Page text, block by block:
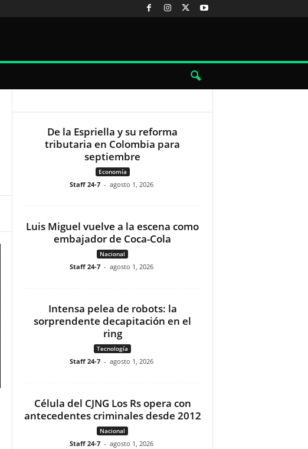
De la Espriella y su reforma
tributaria en Colombia para
septiembre
Economía
Staff 24-7 - agosto 1, 2026
Luis Miguel vuelve a la escena como
embajador de Coca-Cola
Nacional
Staff 24-7 - agosto 1, 2026
Intensa pelea de robots: la
sorprendente decapitación en el
ring
Tecnología
Staff 24-7 - agosto 1, 2026
Célula del CJNG Los Rs opera con
antecedentes criminales desde 2012
Nacional
Staff 24-7 - agosto 1, 2026